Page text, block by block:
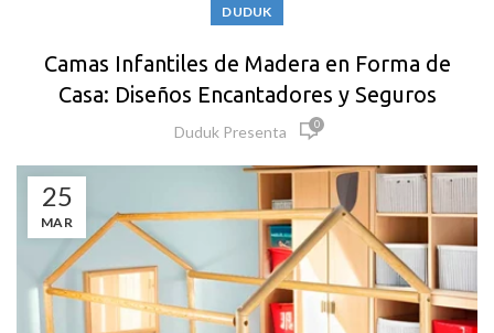
DUDUK
Camas Infantiles de Madera en Forma de
Casa: Diseños Encantadores y Seguros
Duduk Presenta 0
25
MAR